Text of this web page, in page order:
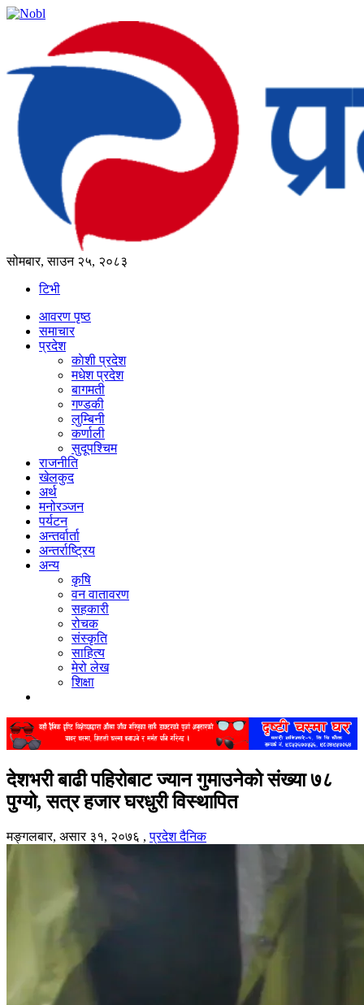
सोमबार, साउन २५, २०८३
टिभी
आवरण पृष्‍ठ
समाचार
प्रदेश
काेशी प्रदेश
मधेश प्रदेश
बागमती
गण्डकी
लुम्बिनी
कर्णाली
सुदूपश्‍चिम
राजनीति
खेलकुद
अर्थ
मनोरञ्‍जन
पर्यटन
अन्तर्वार्ता
अन्तर्राष्‍ट्रिय
अन्य
कृषि
वन वातावरण
सहकारी
रोचक
संस्कृति
साहित्य
मेरो लेख
शिक्षा
देशभरी बाढी पहिरोबाट ज्यान गुमाउनेको संख्या ७८
पुग्यो, सत्र हजार घरधुरी विस्थापित
मङ्गलबार, असार ३१, २०७६ ,प्रदेश दैनिक